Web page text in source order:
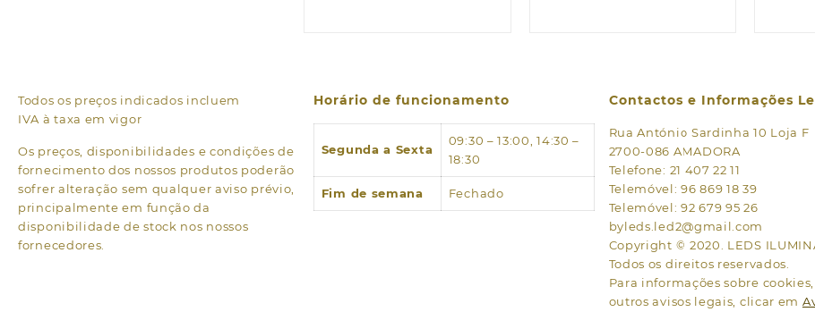
Todos os preços indicados incluem
IVA à taxa em vigor
Os preços, disponibilidades e condições de
fornecimento dos nossos produtos poderão
sofrer alteração sem qualquer aviso prévio,
principalmente em função da
disponibilidade de stock nos nossos
fornecedores.
Horário de funcionamento
Segunda a Sexta
09:30 – 13:00, 14:30 –
18:30
Fim de semana Fechado
Contactos e Informações
Rua António Sardinha 10 Loja F
2700-086 AMADORA
Telefone: 21 407 22 11
Telemóvel: 96 869 18 39
Telemóvel: 92 679 95 26
byleds.led2@gmail.com
Copyright © 2020. LEDS
Todos os direitos reservados.
Para informações sobre
outros avisos legais, clicar em